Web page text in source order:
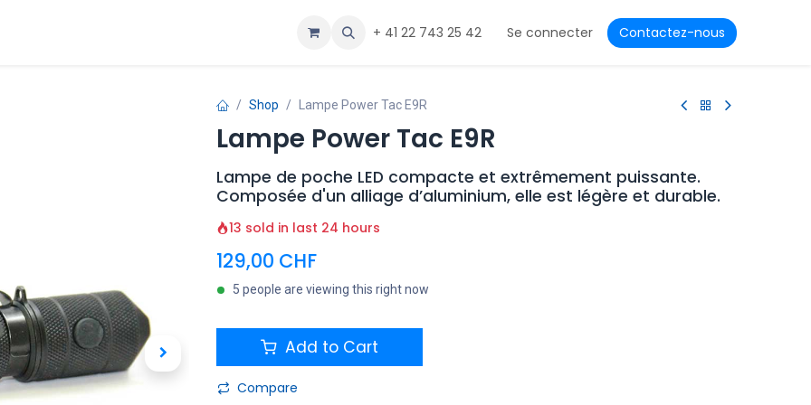
+ 41 22 743 25 42 Se connecter Contactez-nous
Shop Lampe Power Tac E9R
Lampe Power Tac E9R
Lampe de poche LED compacte et extrêmement puissante.
Composée d'un alliage d’aluminium, elle est légère et durable.
13 sold in last 24 hours
129,00 CHF
5 people are viewing this right now
Add to Cart
Compare